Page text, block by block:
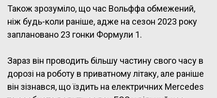
Також зрозуміло, що час Вольффа обмежений,
ніж будь-коли раніше, адже на сезон 2023 року
заплановано 23 гонки Формули 1.
Зараз він проводить більшу частину свого часу в
дорозі на роботу в приватному літаку, але раніше
він зізнався, що їздить на електричних Mercedes